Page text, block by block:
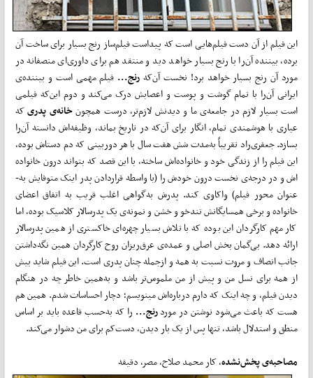
این فیلم از آن دست فیلم‌­­هایی است که پیداست فیلم‌­­ساز رنج بسیار برای ساخت آن
برده، بیننده آن­­‌را با رنج بسیار خواهد دید و منتقد هم برای داوری­­‌ای منصفانه در
مورد آن رنج بسیار خواهد برد! نخست آن­­‌کهرنج...فیلم مهمی است و بیننده‌ی
ایرانی آن­­‌را با تمام گوشت و پوست و اعصاب­ش درک می­­‌کند و دوم این‌­­که فیلمی
است بسیار لازم در جامعه‌ی ما و دیدنش لازم‌­تر، درست هم­­چونخانه‌ی پدریکه
عیاری با هوش­­مندی تمام، انگار برای آن­­‌که در تاریخ بماند، وظیفه­­‌اش دانسته آن­­‌را
بسازد. جعفری‌راد تقریباً به­­‌مدت شش هفت سال با هر دوربینی که دم دست­­اش بوده،
این فیلم را از زندگی خود و خانواده‌­­اش ساخته، با این قصد که بتواند درون خانواده­­‌
اش و در درجه‌ی نخست درون خودش را (با واسطه ­قراردادن پدر اینک­­ متوفایش به‌­­
عنوان محور فیلم) واکاوی کند. پدرش به‌­­گواهی اغلب قریب به اتفاق اعضای
خانواده و برخی همسایگانش تندخو و خشن و نمونه‌ی یک پدرسالار کلاسیک بوده، اما
کار مهم‌­­ کارگردان این بوده که با تلاش بسیار چهره‌­­ای خاکستری از همین پدرسالار
ارائه دهد. بی­­‌گمان بخش اصلی و عمده‌ی عرق­­­‌ریزان روح کارگردان همین نگه‌داشتن
جانب انصاف و مروت نسبت به همه و ازجمله چنان پدری است. این فیلم شاید بیش
از همه برای نسل من و پیش از من ملموس‌­تر باشد و به‌­­همین خاطر چه در هنگام
دیدن فیلم، و چه اینک که دارم درباره­­‌اش می­نویسم؛ دچار احساسات شدم. همین هم
هست که باعث می­­‌شود نوشتن در موردرنج...را که به­­‌حسب قاعده باید بر اساس
منطق و استدلال باشد، تنها پس از یک بار دیدن، دست‌­­­کم برای من دشوار می‌کند.
مصاحبه‌ی پخش­­‌نشده، کار محمد صلاح، مصر، ­­دقیقه‌